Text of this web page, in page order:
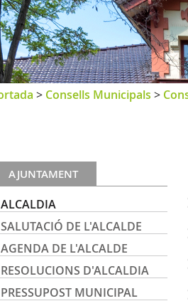
> Consells Municipals >
AJUNTAMENT
ALCALDIA
SALUTACIÓ DE L'ALCALDE
AGENDA DE L'ALCALDE
RESOLUCIONS D'ALCALDIA
PRESSUPOST MUNICIPAL